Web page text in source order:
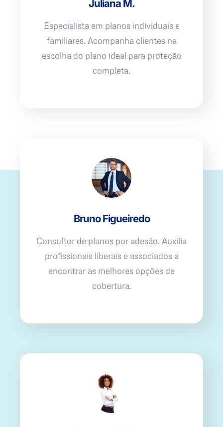
Juliana M.
Especialista em planos individuais e
familiares. Acompanha clientes na
escolha do plano ideal para proteção
completa.
Bruno Figueiredo
Consultor de planos por adesão. Auxilia
profissionais liberais e associados a
encontrar as melhores opções de
cobertura.